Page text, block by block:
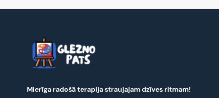
Mierīga radošā terapija straujajam dzīves ritmam!